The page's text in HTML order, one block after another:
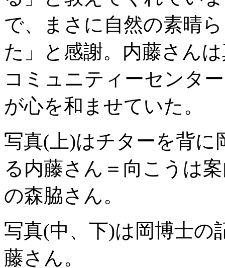
で、まさに自然の素晴
た」と感謝。内藤さん
コミュニティーセンタ
が心を和ませていた。
写真(上)はチターを背
る内藤さん＝向こうは
の森脇さん。
写真(中、下)は岡博士の
藤さん。